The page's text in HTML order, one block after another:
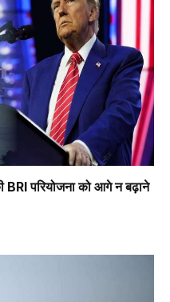
BRI परियोजना को आगे न बढ़ाने